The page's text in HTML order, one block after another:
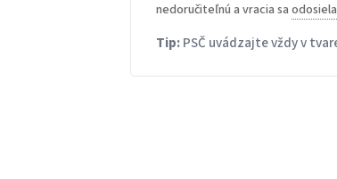
nedoručiteľnú a vracia sa
Tip:PSČ uvádzajte vždy v